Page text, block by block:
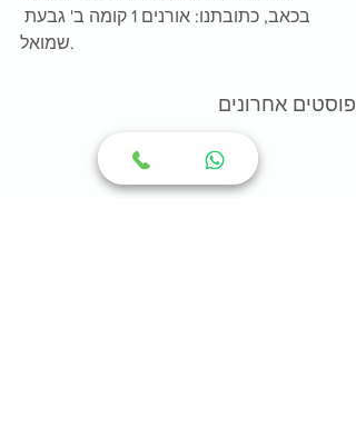
בכאב, כתובתנו: אורנים 1 קומה ב' גבעת
שמואל.
פוסטים אחרונים